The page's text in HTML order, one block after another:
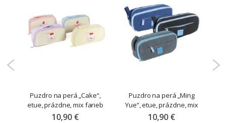
Puzdro na perá „Ming
Yue“, etue, prázdne, mix
pastelových farieb
10,90 €
Šnúrka na krk „Kawaii“
3,10 €